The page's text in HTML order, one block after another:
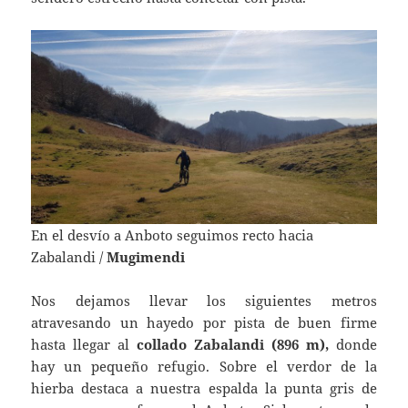
En el desvío a Anboto seguimos recto hacia
Zabalandi /Mugimendi
Nos dejamos llevar los siguientes metros
atravesando un hayedo por pista de buen firme
hasta llegar alcollado Zabalandi (896 m),donde
hay un pequeño refugio. Sobre el verdor de la
hierba destaca a nuestra espalda la punta gris de